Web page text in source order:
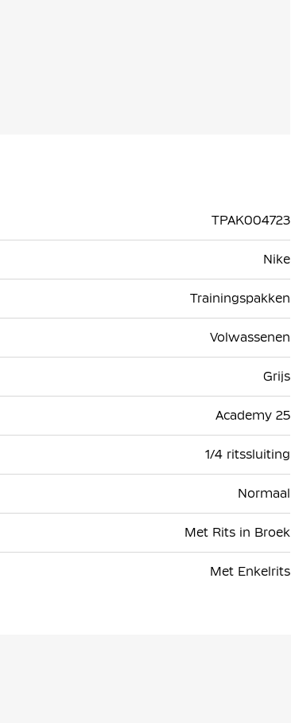
TPAK004723
Nike
Trainingspakken
Volwassenen
Grijs
Academy 25
1/4 ritssluiting
Normaal
Met Rits in Broek
Met Enkelrits